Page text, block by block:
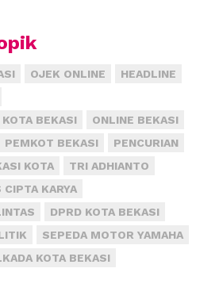
kawasan industri dan
dan Bekasi, akses ke pusat
lain makin mudah
lagi lokasi, Meikarta seperti tak
kereta api cepat Jakarta-
Deep Seaport,
OJEK ONLINE
HEADLINE
BEKASI
ONLINE BEKASI
PEMKOT BEKASI
PENCURIAN
KOTA
TRI ADHIANTO
KARYA
DPRD KOTA BEKASI
SEPEDA MOTOR YAMAHA
KOTA BEKASI